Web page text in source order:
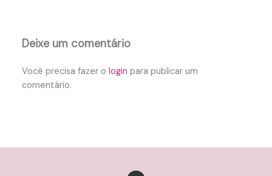
Deixe um comentário
Você precisa fazer ologin para publicar um
comentário.